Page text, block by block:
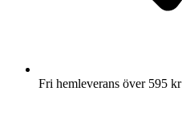
Fri hemleverans över 595 kr